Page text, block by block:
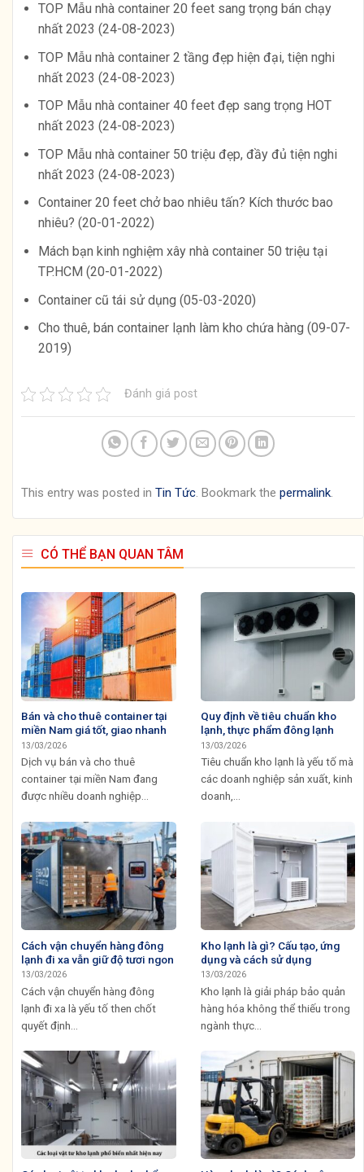
TOP Mẫu nhà container 20 feet sang trọng bán chạy
nhất 2023 (24-08-2023)
TOP Mẫu nhà container 2 tầng đẹp hiện đại, tiện nghi
nhất 2023 (24-08-2023)
TOP Mẫu nhà container 40 feet đẹp sang trọng HOT
nhất 2023 (24-08-2023)
TOP Mẫu nhà container 50 triệu đẹp, đầy đủ tiện nghi
nhất 2023 (24-08-2023)
Container 20 feet chở bao nhiêu tấn? Kích thước bao
nhiêu? (20-01-2022)
Mách bạn kinh nghiệm xây nhà container 50 triệu tại
TP.HCM (20-01-2022)
Container cũ tái sử dụng (05-03-2020)
Cho thuê, bán container lạnh làm kho chứa hàng (09-07-
2019)
Đánh giá post
This entry was posted in Tin Tức. Bookmark the permalink.
CÓ THỂ BẠN QUAN TÂM
Bán và cho thuê container tại
miền Nam giá tốt, giao nhanh
13/03/2026
Dịch vụ bán và cho thuê
container tại miền Nam đang
được nhiều doanh nghiệp...
Quy định về tiêu chuẩn kho
lạnh, thực phẩm đông lạnh
13/03/2026
Tiêu chuẩn kho lạnh là yếu tố mà
các doanh nghiệp sản xuất, kinh
doanh,...
Cách vận chuyển hàng đông
lạnh đi xa vẫn giữ độ tươi ngon
13/03/2026
Cách vận chuyển hàng đông
lạnh đi xa là yếu tố then chốt
quyết định...
Kho lạnh là gì? Cấu tạo, ứng
dụng và cách sử dụng
13/03/2026
Kho lạnh là giải pháp bảo quản
hàng hóa không thể thiếu trong
ngành thực...